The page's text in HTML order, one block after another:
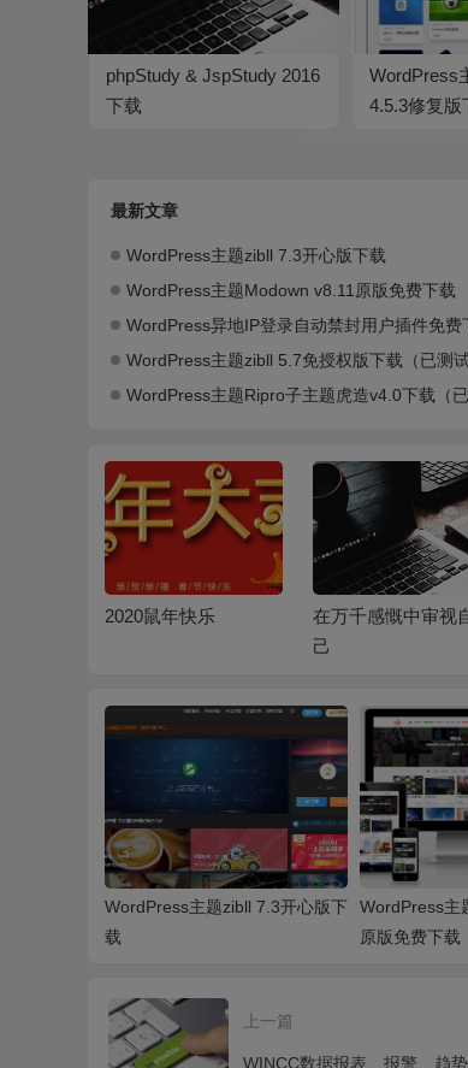
phpStudy & JspStudy 2016
下载
WordPress
4.5.3修复版
最新文章
WordPress主题zibll 7.3开心版下载
WordPress主题Modown v8.11原版免费下载
WordPress异地IP登录自动禁封用户插件免费
WordPress主题zibll 5.7免授权版下载（已测试
WordPress主题Ripro子主题虎造v4.0下载（已
2020鼠年快乐
在万千感慨中审视自
己
WordPress主题zibll 7.3开心版下
载
WordPress主
原版免费下载
上一篇